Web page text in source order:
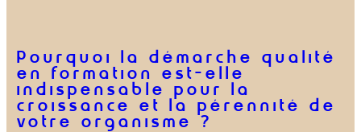
Pourquoi la démarche qualité
en formation est-elle
indispensable pour la
croissance et la pérennité de
votre organisme ?